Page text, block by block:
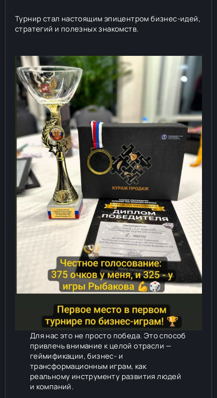
Турнир стал настоящим эпицентром бизнес-идей,
стратегий и полезных знакомств.
Для нас это не просто победа. Это способ
привлечь внимание к целой отрасли —
геймификации, бизнес- и
трансформационным играм, как
реальному инструменту развития людей
и компаний.